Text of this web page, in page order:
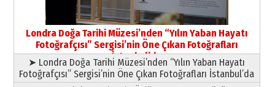
Yusuf POLAT
Şampiyonluk Sebahattin Şirin’e
yazar
11 Mayıs 2026 Pazartesi
Londra Doğa Tarihi Müzesi’nden “Yılın Yaban Hayatı
Fotoğrafçısı” Sergisi’nin Öne Çıkan Fotoğrafları
İstanbul’da
➤ Londra Doğa Tarihi Müzesi’nden “Yılın Yaban Hayatı
Fotoğrafçısı” Sergisi’nin Öne Çıkan Fotoğrafları İstanbul’da